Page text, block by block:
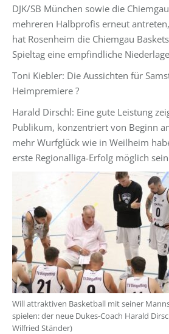
DJK/SB München sowie die
mehreren Halbprofis erneut
hat Rosenheim die Chiemgau
Spieltag eine empfindliche
Toni Kiebler: Die Aussichten für
Heimpremiere ?
Harald Dirschl: Eine gute Leistung
Publikum, konzentriert von Beginn
mehr Wurfglück wie in Weilheim
erste Regionalliga-Erfolg möglich
Will attraktiven Basketball mit seiner
spielen: der neue Dukes-Coach Harald
Wilfried Ständer)